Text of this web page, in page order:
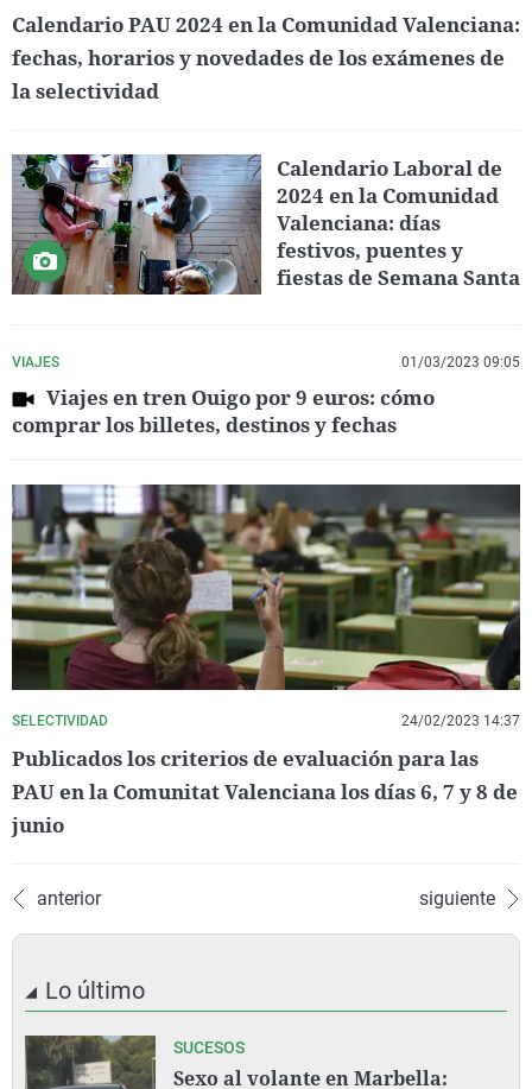
Calendario PAU 2024 en la Comunidad Valenciana:
fechas, horarios y novedades de los exámenes de
la selectividad
Calendario Laboral de
2024 en la Comunidad
Valenciana: días
festivos, puentes y
fiestas de Semana Santa
VIAJES 01/03/2023 09:05
Viajes en tren Ouigo por 9 euros: cómo
comprar los billetes, destinos y fechas
SELECTIVIDAD 24/02/2023 14:37
Publicados los criterios de evaluación para las
PAU en la Comunitat Valenciana los días 6, 7 y 8 de
junio
anterior siguiente
Lo último
SUCESOS
Sexo al volante en Marbella: